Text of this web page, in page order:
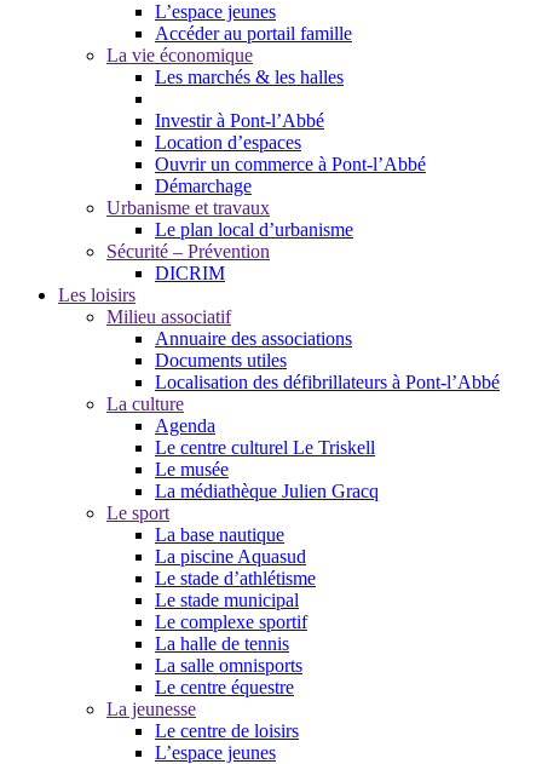
L’espace jeunes
Accéder au portail famille
La vie économique
Les marchés & les halles
Investir à Pont-l’Abbé
Location d’espaces
Ouvrir un commerce à Pont-l’Abbé
Démarchage
Urbanisme et travaux
Le plan local d’urbanisme
Sécurité – Prévention
DICRIM
Les loisirs
Milieu associatif
Annuaire des associations
Documents utiles
Localisation des défibrillateurs à Pont-l’Abbé
La culture
Agenda
Le centre culturel Le Triskell
Le musée
La médiathèque Julien Gracq
Le sport
La base nautique
La piscine Aquasud
Le stade d’athlétisme
Le stade municipal
Le complexe sportif
La halle de tennis
La salle omnisports
Le centre équestre
La jeunesse
Le centre de loisirs
L’espace jeunes